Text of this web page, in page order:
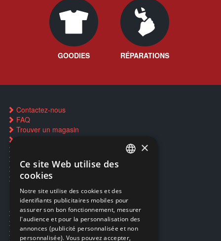
GOODIES RÉPARATIONS
Contactez-nous
FAQ
Trouver un magasin
Restauration CD griffés
Réparations & SAV
Smartpoints
Ecogaming
Expédition & retours
Confidentialité
ENGLISH
×
Ce site Web utilise des
cookies
Notre site utilise des cookies et des
identifiants publicitaires mobiles pour
assurer son bon fonctionnement, mesurer
l'audience et pour la personnalisation des
annonces (publicité personnalisée et non
personnalisée). Vous pouvez accepter,